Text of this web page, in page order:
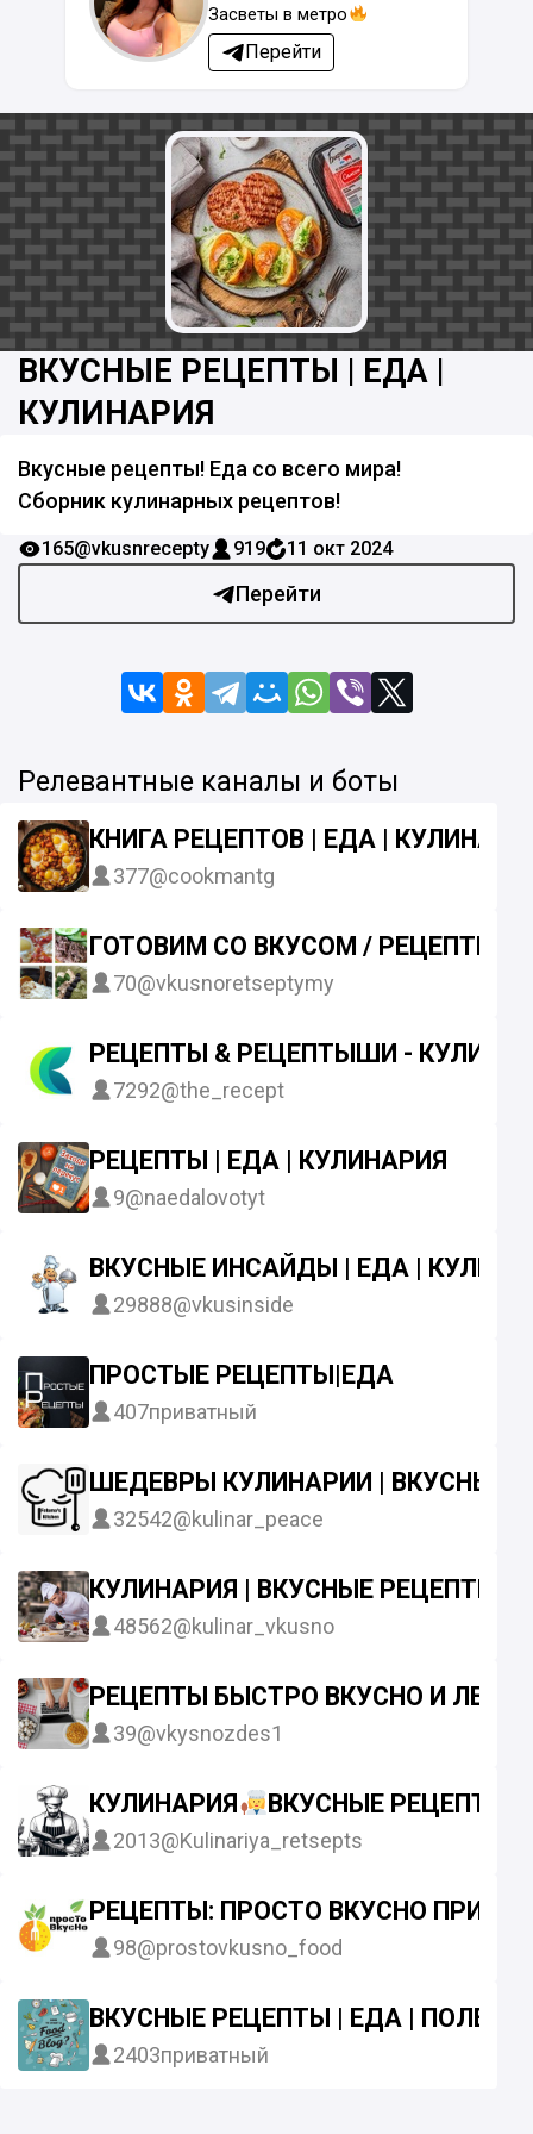
Засветы в метро
Перейти
ВКУСНЫЕ РЕЦЕПТЫ | ЕДА |
КУЛИНАРИЯ
Вкусные рецепты! Еда со всего мира!
Сборник кулинарных рецептов!
Перейти
165@vkusnrecepty 919 11 окт 2024
Релевантные каналы и боты
КНИГА РЕЦЕПТОВ | ЕДА |
377@cookmantg
ГОТОВИМ СО ВКУСОМ / РЕЦЕПТЫ
70@vkusnoretseptymy
РЕЦЕПТЫ & РЕЦЕПТЫШИ -
7292@the_recept
РЕЦЕПТЫ | ЕДА | КУЛИНАРИЯ
9@naedalovotyt
ВКУСНЫЕ ИНСАЙДЫ | ЕДА |
29888@vkusinside
ПРОСТЫЕ РЕЦЕПТЫ|ЕДА
407приватный
ШЕДЕВРЫ КУЛИНАРИИ | ВКУСНЫЕ
32542@kulinar_peace
КУЛИНАРИЯ | ВКУСНЫЕ РЕЦЕПТЫ
48562@kulinar_vkusno
РЕЦЕПТЫ БЫСТРО ВКУСНО И ЛЕГКО
39@vkysnozdes1
КУЛИНАРИЯ ВКУСНЫЕ РЕЦЕПТЫ
2013@Kulinariya_retsepts
РЕЦЕПТЫ: ПРОСТО ВКУСНО
98@prostovkusno_food
ВКУСНЫЕ РЕЦЕПТЫ | ЕДА |
2403приватный